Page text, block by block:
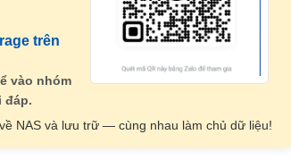
trên
vào nhóm
đáp.
NAS và lưu trữ — cùng nhau làm chủ dữ liệu!